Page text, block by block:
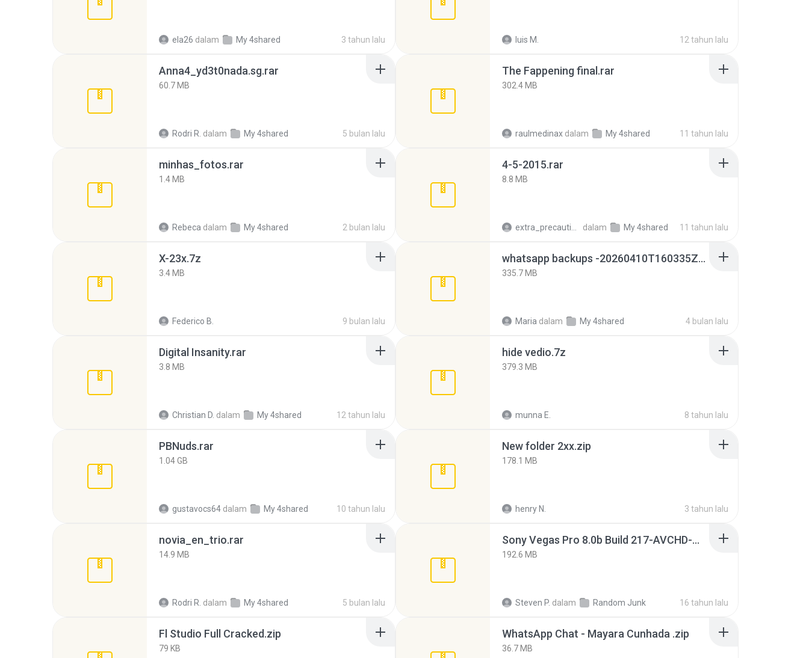
ela26 dalam My 4shared 3 tahun lalu luis M. 12 tahun lalu
Anna4_yd3t0nada.sg.rar
60.7 MB
Rodri R. dalam My 4shared 5 bulan lalu
The Fappening final.rar
302.4 MB
raulmedinax dalam My 4shared 11 tahun lalu
minhas_fotos.rar
1.4 MB
Rebeca dalam My 4shared 2 bulan lalu
4-5-2015.rar
8.8 MB
dalam My 4shared 11 tahun lalu
X-23x.7z
3.4 MB
Federico B. 9 bulan lalu
whatsapp backups -20260410T160335Z-3-001.zip
335.7 MB
Maria dalam My 4shared 4 bulan lalu
Digital Insanity.rar
3.8 MB
Christian D. dalam My 4shared 12 tahun lalu
hide vedio.7z
379.3 MB
munna E. 8 tahun lalu
PBNuds.rar
1.04 GB
gustavocs64 dalam My 4shared 10 tahun lalu
New folder 2xx.zip
178.1 MB
henry N. 3 tahun lalu
novia_en_trio.rar
14.9 MB
Rodri R. dalam My 4shared 5 bulan lalu
Sony Vegas Pro 8.0b Build 217-AVCHD-MPG-AC3 FIXED.7z
192.6 MB
Steven P. dalam Random Junk 16 tahun lalu
Fl Studio Full Cracked.zip
79 KB
WhatsApp Chat - Mayara Cunhada .zip
36.7 MB